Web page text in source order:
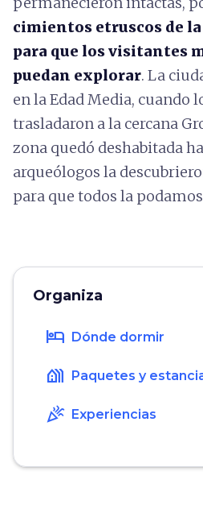
cimientos etruscos de
para que los visitantes
puedan explorar. La
en la Edad Media, cuando
trasladaron a la cercana
zona quedó deshabitada
arqueólogos la
para que todos la
Organiza
hotel Dónde dormir
holiday_village Paquetes y
celebration Experiencias